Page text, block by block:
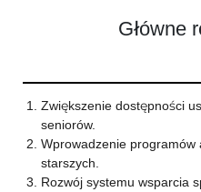
Główne
Zwiększenie dostępności
seniorów.
Wprowadzenie programów
starszych.
Rozwój systemu wsparcia